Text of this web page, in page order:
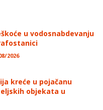
u vodosnabdevanju
2026
kreće u pojačanu
objekata u